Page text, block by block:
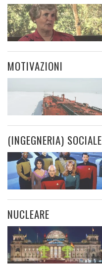
MOTIVAZIONI
(INGEGNERIA) SOCIALE
NUCLEARE